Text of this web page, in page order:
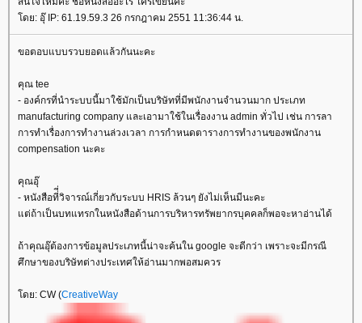
ดย: อุ๊ IP: 61.19.59.3 26 กรกฎาคม 2551 11:36:44 น.
ขอตอบแบบรวบยอดแล้วกันนะคะ
คุณ tee
- องค์กรที่นำระบบนี้มาใช้มักเป็นบริษัทที่มีพนักงานจำนวนมาก ประเภท
manufacturing company และเอามาใช้ในเรื่องงาน admin ทั่วไป เช่น การลา
การทำเรื่องการทำงานล่วงเวลา การกำหนดตารางการทำงานของพนักงาน
compensation นะคะ
คุณอุ๊
- หนังสือที่ี่วิจารณ์เกี่ยวกับระบบ HRIS ล้วนๆ ยังไม่เห็นมีนะคะ
ต่ถ้าเป็นบทแทรกในหนังสือด้านการบริหารทรัพยากรบุคคลก็พอจะหาอ่านได้
ถ้าคุณอุ๊ต้องการข้อมูลประเภทนี้น่าจะค้นใน google จะดีกว่า เพราะจะมีกรณี
ศึกษาของบริษัทต่างประเทศให้อ่านมากพอสมควร
ดย: CW (CreativeWay